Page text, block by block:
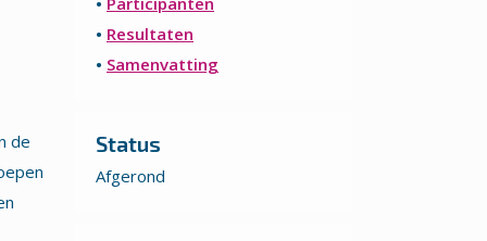
de
• Resultaten
• Samenvatting
Status
Afgerond